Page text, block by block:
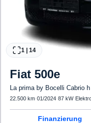
1 14
Fiat 500e
La prima by Bocelli Cabrio h
22.500 km·01/2024·87 kW·
Finanzierung